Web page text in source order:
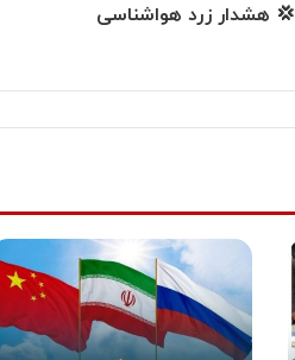
💢 هشدار زرد هواشناسی